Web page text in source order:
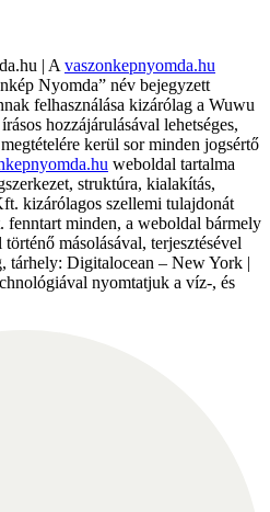
| A vaszonkepnyomda.hu
Nyomda” név bejegyzett
felhasználása kizárólag a Wuwu
hozzájárulásával lehetséges,
kerül sor minden jogsértő
weboldal tartalma
struktúra, kialakítás,
kizárólagos szellemi tulajdonát
minden, a weboldal bármely
másolásával, terjesztésével
tárhely: Digitalocean – New York |
nyomtatjuk a víz-, és